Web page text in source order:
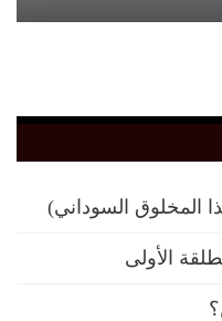
المخلوق السوداني)
الأولى